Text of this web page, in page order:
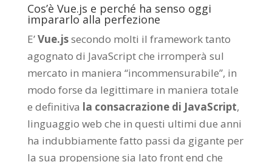
Cos’è Vue.js e perché ha senso oggi
impararlo alla perfezione
E’Vue.jssecondo molti il framework tanto
agognato di JavaScript che irromperà sul
mercato in maniera “incommensurabile”, in
modo forse da legittimare in maniera totale
e definitiva la consacrazione di JavaScript,
linguaggio web che in questi ultimi due anni
ha indubbiamente fatto passi da gigante per
la sua propensione sia lato front end che